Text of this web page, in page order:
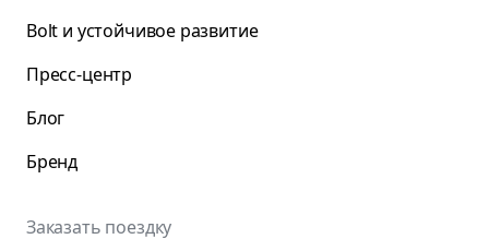
Bolt и устойчивое развитие
Пресс-центр
Блог
Бренд
Заказать поездку